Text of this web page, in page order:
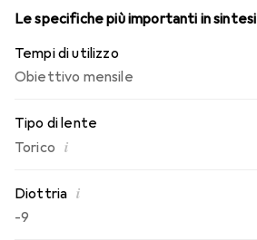
Le specifiche più importanti in sintesi
Tempi di utilizzo
Obiettivo mensile
Tipo di lente
Torico i
Diottria i
-9